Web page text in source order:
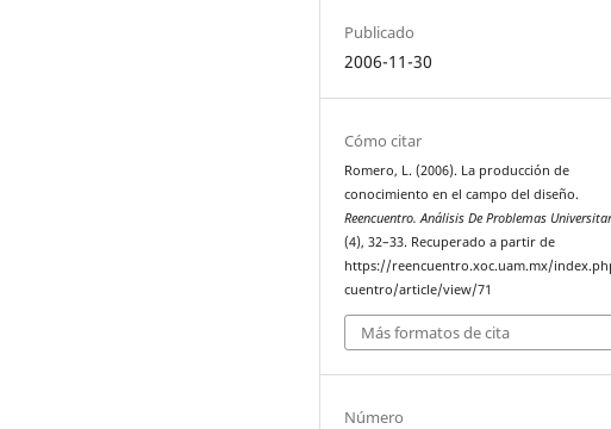
Publicado
2006-11-30
Cómo citar
Romero, L. (2006). La producción de
conocimiento en el campo del diseño.
Reencuentro. Análisis De Problemas
(4), 32–33. Recuperado a partir de
https://reencuentro.xoc.uam.mx/
cuentro/article/view/71
Más formatos de cita
Número